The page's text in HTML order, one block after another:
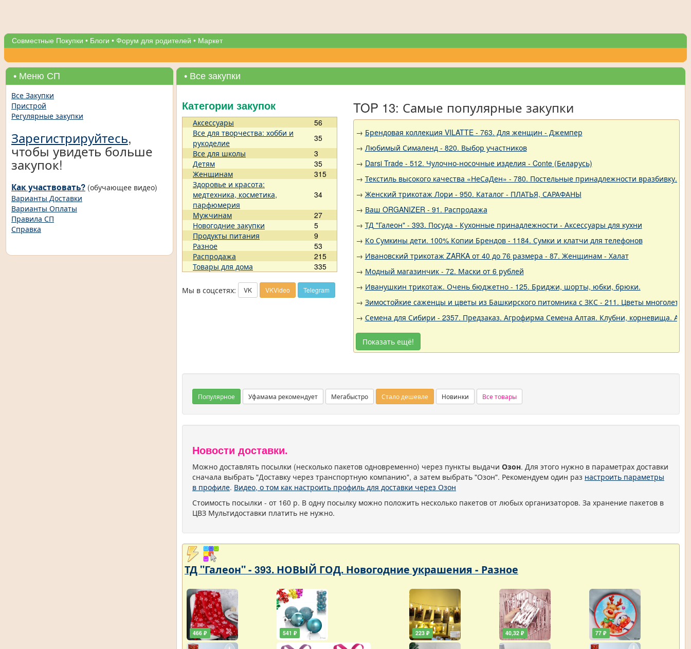
Совместные Покупки • Блоги • Форум для родителей • Маркет
• Меню СП
Все Закупки
Пристрой
Регулярные закупки
Зарегистрируйтесь,
чтобы увидеть больше
закупок!
Как участвовать? (обучающее видео)
Варианты Доставки
Варианты Оплаты
Правила СП
Справка
• Все закупки
Категории закупок
Аксессуары
56
Все для творчества: хобби и
рукоделие
35
Все для школы
3
Детям
35
Женщинам
315
Здоровье и красота:
медтехника, косметика,
парфюмерия
34
Мужчинам
27
Новогодние закупки
5
Продукты питания
9
Разное
53
Распродажа
215
Товары для дома
335
Мы в соцсетях: VK VKVideo Telegram
TOP 13: Самые популярные закупки
→ Брендовая коллекция VILATTE - 763. Для женщин - Джемпер
→ Любимый Сималенд - 820. Выбор участников
→ Darsi Trade - 512. Чулочно-носочные изделия - Conte (Беларусь)
→ Текстиль высокого качества «НеСаДен» - 780. Постельные принадлежности вразбивку.
→ Женский трикотаж Лори - 950. Каталог - ПЛАТЬЯ, САРАФАНЫ
→ Ваш ORGANIZER - 91. Распродажа
→ ТД "Галеон" - 393. Посуда - Кухонные принадлежности - Аксессуары для кухни
→ Ко Сумкины дети. 100% Копии Брендов - 1184. Сумки и клатчи для телефонов
→ Ивановский трикотаж ZARKA от 40 до 76 размера - 87. Женщинам - Халат
→ Модный магазинчик - 72. Маски от 6 рублей
→ Иванушкин трикотаж. Очень бюджетно - 125. Бриджи, шорты, юбки, брюки.
→ Зимостойкие саженцы и цветы из Башкирского питомника с ЗКС - 211. Цветы
→ Семена для Сибири - 2357. Предзаказ. Агрофирма Семена Алтая. Клубни, корневища.
Показать ещё!
Популярное Уфамама рекомендует Мегабыстро Стало дешевле Новинки Все товары
Новости доставки.
Можно доставлять посылки (несколько пакетов одновременно) через пункты выдачи Озон. Для этого нужно в параметрах доставки
сначала выбрать "Доставку через транспортную компанию", а затем выбрать "Озон". Рекомендуем один раз настроить параметры
в профиле. Видео, о том как настроить профиль для доставки через Озон
Стоимость посылки - от 160 р. В одну посылку можно положить несколько пакетов от любых организаторов. За хранение пакетов в
ЦВЗ Мультидоставки платить не нужно.
ТД "Галеон" - 393. НОВЫЙ ГОД. Новогодние украшения - Разное
466 ₽ 541 ₽ 223 ₽ 40,32 ₽ 77 ₽